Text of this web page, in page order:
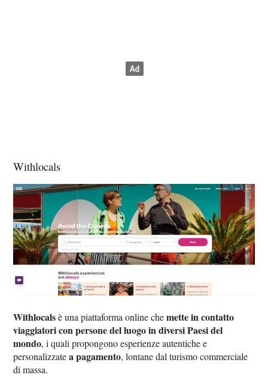
Withlocals
Withlocalsè una piattaforma online chemette in contatto
viaggiatori con persone del luogo in diversi Paesi del
mondo, i quali propongono esperienze autentiche e
personalizzatea pagamento, lontane dal turismo commerciale
di massa.